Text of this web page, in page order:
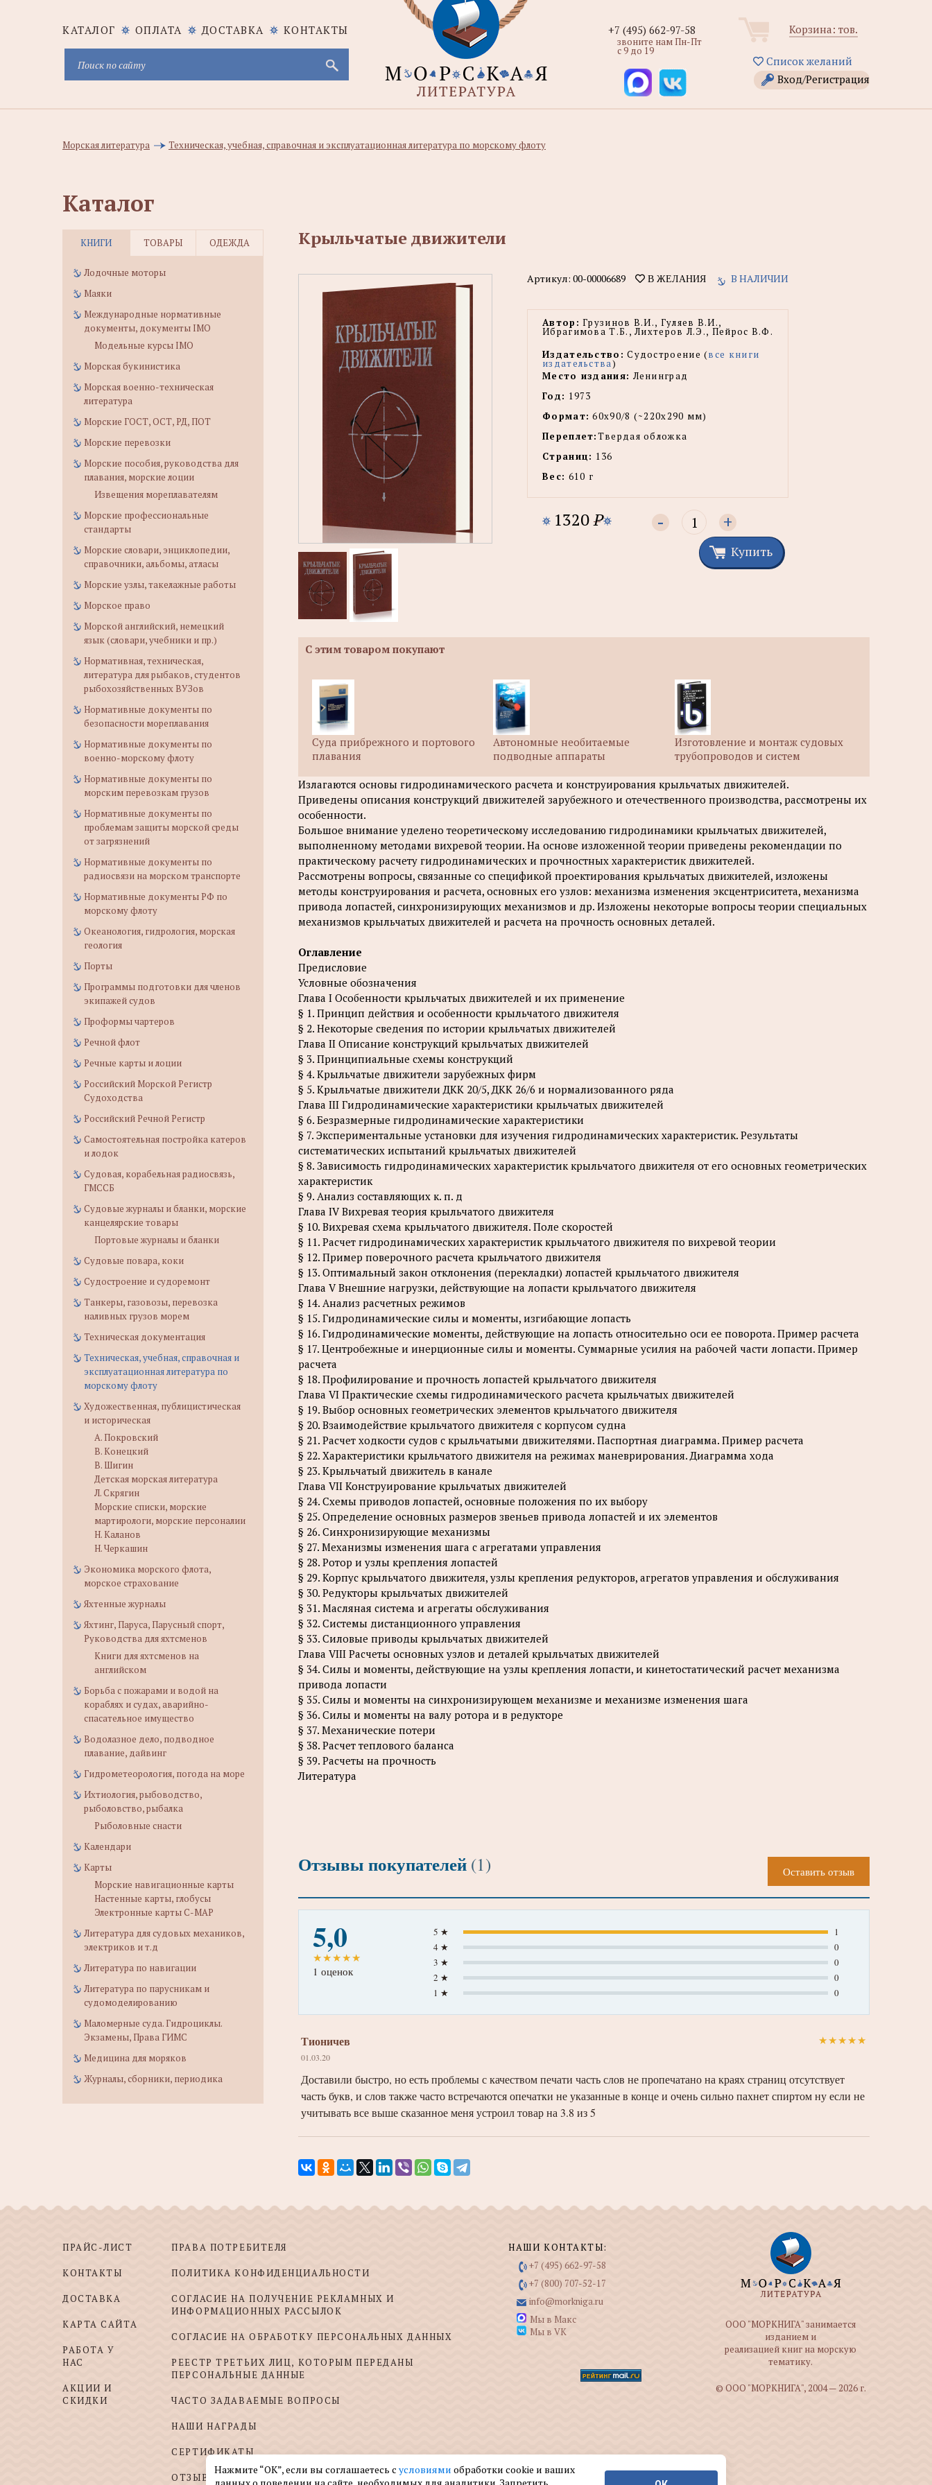
КАТАЛОГ ОПЛАТА ДОСТАВКА КОНТАКТЫ Корзина: тов.
Список желаний
Вход/Регистрация
+7 (495) 662-97-58
звоните нам Пн-Пт
с 9 до 19
Морская литература Техническая, учебная, справочная и эксплуатационная литература по морскому флоту
Каталог
КНИГИ ТОВАРЫ ОДЕЖДА
Лодочные моторы
Маяки
Международные нормативные
документы, документы IMO
Модельные курсы IMO
Морская букинистика
Морская военно-техническая
литература
Морские ГОСТ, ОСТ, РД, ПОТ
Морские перевозки
Морские пособия, руководства для
плавания, морские лоции
Извещения мореплавателям
Морские профессиональные
стандарты
Морские словари, энциклопедии,
справочники, альбомы, атласы
Морские узлы, такелажные работы
Морское право
Морской английский, немецкий
язык (словари, учебники и пр.)
Нормативная, техническая,
литература для рыбаков, студентов
рыбохозяйственных ВУЗов
Нормативные документы по
безопасности мореплавания
Нормативные документы по
военно-морскому флоту
Нормативные документы по
морским перевозкам грузов
Нормативные документы по
проблемам защиты морской среды
от загрязнений
Нормативные документы по
радиосвязи на морском транспорте
Нормативные документы РФ по
морскому флоту
Океанология, гидрология, морская
геология
Порты
Программы подготовки для членов
экипажей судов
Проформы чартеров
Речной флот
Речные карты и лоции
Российский Морской Регистр
Судоходства
Российский Речной Регистр
Самостоятельная постройка катеров
и лодок
Судовая, корабельная радиосвязь,
ГМССБ
Судовые журналы и бланки, морские
канцелярские товары
Портовые журналы и бланки
Судовые повара, коки
Судостроение и судоремонт
Танкеры, газовозы, перевозка
наливных грузов морем
Техническая документация
Техническая, учебная, справочная и
эксплуатационная литература по
морскому флоту
Художественная, публицистическая
и историческая
А. Покровский
В. Конецкий
В. Шигин
Детская морская литература
Л. Скрягин
Морские списки, морские
мартирологи, морские персоналии
Н. Каланов
Н. Черкашин
Экономика морского флота,
морское страхование
Яхтенные журналы
Яхтинг, Паруса, Парусный спорт,
Руководства для яхтсменов
Книги для яхтсменов на
английском
Борьба с пожарами и водой на
кораблях и судах, аварийно-
спасательное имущество
Водолазное дело, подводное
плавание, дайвинг
Гидрометеорология, погода на море
Ихтиология, рыбоводство,
рыболовство, рыбалка
Рыболовные снасти
Календари
Карты
Морские навигационные карты
Настенные карты, глобусы
Электронные карты C-MAP
Литература для судовых механиков,
электриков и т.д
Литература по навигации
Литература по парусникам и
судомоделированию
Маломерные суда. Гидроциклы.
Экзамены, Права ГИМС
Медицина для моряков
Журналы, сборники, периодика
Крыльчатые движители
Артикул: 00-00006689 В ЖЕЛАНИЯ В НАЛИЧИИ
Автор: Грузинов В.И., Гуляев В.И.,
Ибрагимова Т.Б., Лихтеров Л.Э., Пейрос В.Ф.
Издательство: Судостроение (все книги
издательства)
Место издания: Ленинград
Год: 1973
Формат: 60x90/8 (~220х290 мм)
Переплет:Твердая обложка
Страниц: 136
Вес: 610 г
1320P - +
Купить
С этим товаром покупают
Суда прибрежного и портового
плавания
Автономные необитаемые
подводные аппараты
Изготовление и монтаж судовых
трубопроводов и систем
Излагаются основы гидродинамического расчета и конструирования крыльчатых движителей.
Приведены описания конструкций движителей зарубежного и отечественного производства, рассмотрены их
особенности.
Большое внимание уделено теоретическому исследованию гидродинамики крыльчатых движителей,
выполненному методами вихревой теории. На основе изложенной теории приведены рекомендации по
практическому расчету гидродинамических и прочностных характеристик движителей.
Рассмотрены вопросы, связанные со спецификой проектирования крыльчатых движителей, изложены
методы конструирования и расчета, основных его узлов: механизма изменения эксцентриситета, механизма
привода лопастей, синхронизирующих механизмов и др. Изложены некоторые вопросы теории специальных
механизмов крыльчатых движителей и расчета на прочность основных деталей.
Оглавление
Предисловие
Условные обозначения
Глава I Особенности крыльчатых движителей и их применение
§ 1. Принцип действия и особенности крыльчатого движителя
§ 2. Некоторые сведения по истории крыльчатых движителей
Глава II Описание конструкций крыльчатых движителей
§ 3. Принципиальные схемы конструкций
§ 4. Крыльчатые движители зарубежных фирм
§ 5. Крыльчатые движители ДКК 20/5, ДКК 26/6 и нормализованного ряда
Глава III Гидродинамические характеристики крыльчатых движителей
§ 6. Безразмерные гидродинамические характеристики
§ 7. Экспериментальные установки для изучения гидродинамических характеристик. Результаты
систематических испытаний крыльчатых движителей
§ 8. Зависимость гидродинамических характеристик крыльчатого движителя от его основных геометрических
характеристик
§ 9. Анализ составляющих к. п. д
Глава IV Вихревая теория крыльчатого движителя
§ 10. Вихревая схема крыльчатого движителя. Поле скоростей
§ 11. Расчет гидродинамических характеристик крыльчатого движителя по вихревой теории
§ 12. Пример поверочного расчета крыльчатого движителя
§ 13. Оптимальный закон отклонения (перекладки) лопастей крыльчатого движителя
Глава V Внешние нагрузки, действующие на лопасти крыльчатого движителя
§ 14. Анализ расчетных режимов
§ 15. Гидродинамические силы и моменты, изгибающие лопасть
§ 16. Гидродинамические моменты, действующие на лопасть относительно оси ее поворота. Пример расчета
§ 17. Центробежные и инерционные силы и моменты. Суммарные усилия на рабочей части лопасти. Пример
расчета
§ 18. Профилирование и прочность лопастей крыльчатого движителя
Глава VI Практические схемы гидродинамического расчета крыльчатых движителей
§ 19. Выбор основных геометрических элементов крыльчатого движителя
§ 20. Взаимодействие крыльчатого движителя с корпусом судна
§ 21. Расчет ходкости судов с крыльчатыми движителями. Паспортная диаграмма. Пример расчета
§ 22. Характеристики крыльчатого движителя на режимах маневрирования. Диаграмма хода
§ 23. Крыльчатый движитель в канале
Глава VII Конструирование крыльчатых движителей
§ 24. Схемы приводов лопастей, основные положения по их выбору
§ 25. Определение основных размеров звеньев привода лопастей и их элементов
§ 26. Синхронизирующие механизмы
§ 27. Механизмы изменения шага с агрегатами управления
§ 28. Ротор и узлы крепления лопастей
§ 29. Корпус крыльчатого движителя, узлы крепления редукторов, агрегатов управления и обслуживания
§ 30. Редукторы крыльчатых движителей
§ 31. Масляная система и агрегаты обслуживания
§ 32. Системы дистанционного управления
§ 33. Силовые приводы крыльчатых движителей
Глава VIII Расчеты основных узлов и деталей крыльчатых движителей
§ 34. Силы и моменты, действующие на узлы крепления лопасти, и кинетостатический расчет механизма
привода лопасти
§ 35. Силы и моменты на синхронизирующем механизме и механизме изменения шага
§ 36. Силы и моменты на валу ротора и в редукторе
§ 37. Механические потери
§ 38. Расчет теплового баланса
§ 39. Расчеты на прочность
Литература
Отзывы покупателей (1) Оставить отзыв
5,0
★★★★★
1 оценок
5 ★
1
4 ★
0
3 ★
0
2 ★
0
1 ★
0
Тионичев
01.03.20
★★★★★
Доставили быстро, но есть проблемы с качеством печати часть слов не пропечатано на краях страниц отсутствует
часть букв, и слов также часто встречаются опечатки не указанные в конце и очень сильно пахнет спиртом ну если не
учитывать все выше сказанное меня устроил товар на 3.8 из 5
ПРАЙС-ЛИСТ
КОНТАКТЫ
ДОСТАВКА
КАРТА САЙТА
РАБОТА У
НАС
АКЦИИ И
СКИДКИ
ПРАВА ПОТРЕБИТЕЛЯ
ПОЛИТИКА КОНФИДЕНЦИАЛЬНОСТИ
СОГЛАСИЕ НА ПОЛУЧЕНИЕ РЕКЛАМНЫХ И
ИНФОРМАЦИОННЫХ РАССЫЛОК
СОГЛАСИЕ НА ОБРАБОТКУ ПЕРСОНАЛЬНЫХ ДАННЫХ
РЕЕСТР ТРЕТЬИХ ЛИЦ, КОТОРЫМ ПЕРЕДАНЫ
ПЕРСОНАЛЬНЫЕ ДАННЫЕ
ЧАСТО ЗАДАВАЕМЫЕ ВОПРОСЫ
НАШИ НАГРАДЫ
СЕРТИФИКАТЫ
ОТЗЫВЫ И ПОЖЕЛАНИЯ
НАШИ КОНТАКТЫ:
+7 (495) 662-97-58
+7 (800) 707-52-17
info@morkniga.ru
Мы в Макс
Мы в VK
ООО "МОРКНИГА" занимается
изданием и
реализацией книг на морскую
тематику.
© ООО "МОРКНИГА", 2004 — 2026 г.
Нажмите “ОК”, если вы соглашаетесь с условиями обработки cookie и ваших